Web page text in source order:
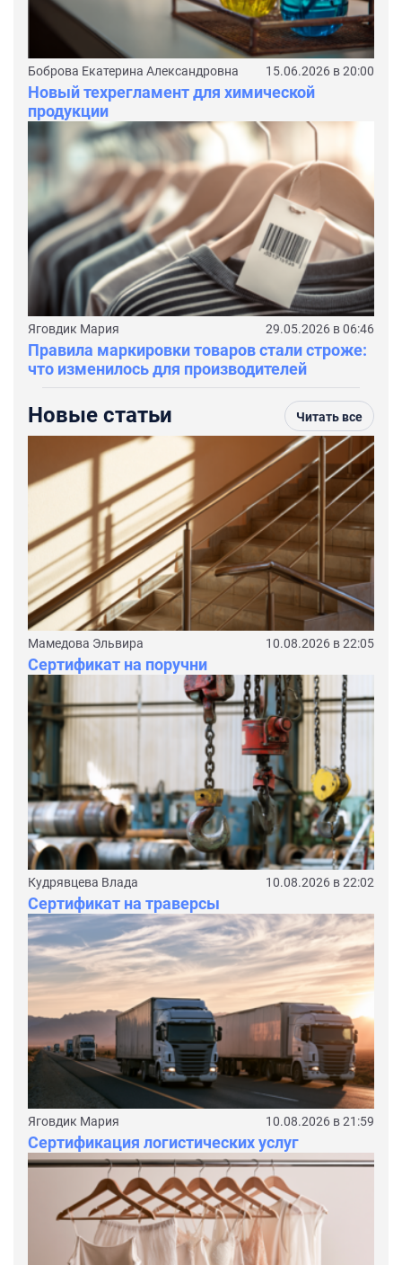
Боброва Екатерина Александровна 15.06.2026 в 20:00
Новый техрегламент для химической
продукции
Яговдик Мария 29.05.2026 в 06:46
Правила маркировки товаров стали строже:
что изменилось для производителей
Новые статьи Читать все
Мамедова Эльвира 10.08.2026 в 22:05
Сертификат на поручни
Кудрявцева Влада 10.08.2026 в 22:02
Сертификат на траверсы
Яговдик Мария 10.08.2026 в 21:59
Сертификация логистических услуг